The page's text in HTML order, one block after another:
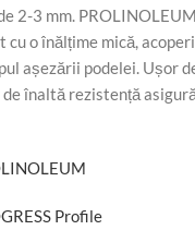
2-3 mm.
cu o înălțime mică,
așezării podelei. Ușor
înaltă rezistență
Profile